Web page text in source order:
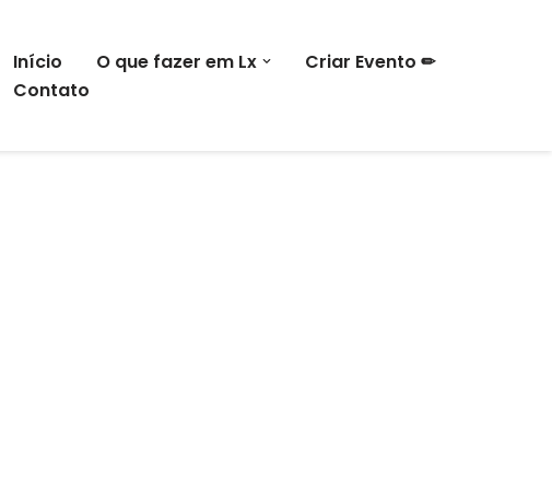
Início O que fazer em Lx
Criar Evento ✏
Contato